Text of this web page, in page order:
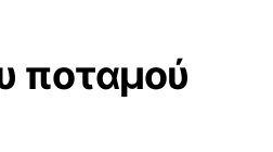
ποταμού